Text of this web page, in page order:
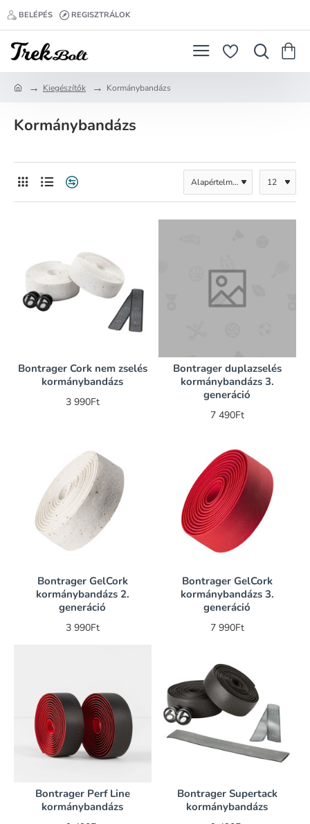
BELÉPÉS REGISZTRÁLOK
m
Kiegészítők Kormánybandázs
Kormánybandázs
Bontrager Cork nem zselés
kormánybandázs
3 990Ft
Bontrager duplazselés
kormánybandázs 3.
generáció
7 490Ft
Bontrager GelCork
kormánybandázs 2.
generáció
3 990Ft
Bontrager GelCork
kormánybandázs 3.
generáció
7 990Ft
Bontrager Perf Line
kormánybandázs
Bontrager Supertack
kormánybandázs